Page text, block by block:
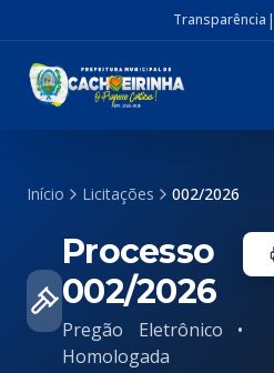
Transparência |
Início Licitações 002/2026
Processo
002/2026
Pregão Eletrônico •
Homologada